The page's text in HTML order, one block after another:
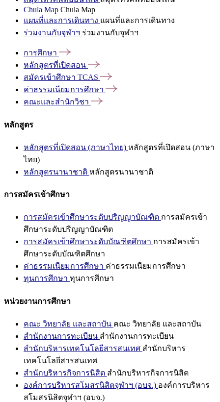
Chula Map Chula Map
แผนที่และการเดินทาง แผนที่และการเดินทาง
ร่วมงานกับจุฬาฯ ร่วมงานกับจุฬาฯ
การศึกษา
หลักสูตรที่เปิดสอน
สมัครเข้าศึกษา TCAS
ค่าธรรมเนียมการศึกษา
คณะและสำนักวิชา
หลักสูตร
หลักสูตรที่เปิดสอน (ภาษาไทย) หลักสูตรที่เปิดสอน (ภาษา
ไทย)
หลักสูตรนานาชาติ หลักสูตรนานาชาติ
การสมัครเข้าศึกษา
การสมัครเข้าศึกษาระดับปริญญาบัณฑิต การสมัครเข้า
ศึกษาระดับปริญญาบัณฑิต
การสมัครเข้าศึกษาระดับบัณฑิตศึกษา การสมัครเข้า
ศึกษาระดับบัณฑิตศึกษา
ค่าธรรมเนียมการศึกษา ค่าธรรมเนียมการศึกษา
ทุนการศึกษา ทุนการศึกษา
หน่วยงานการศึกษา
คณะ วิทยาลัย และสถาบัน คณะ วิทยาลัย และสถาบัน
สำนักงานการทะเบียน สำนักงานการทะเบียน
สำนักบริหารเทคโนโลยีสารสนเทศ สำนักบริหาร
เทคโนโลยีสารสนเทศ
สำนักบริหารกิจการนิสิต สำนักบริหารกิจการนิสิต
องค์การบริหารสโมสรนิสิตจุฬาฯ (อบจ.) องค์การบริหาร
สโมสรนิสิตจุฬาฯ (อบจ.)